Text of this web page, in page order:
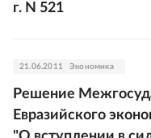
г. N 521
21.06.2011 Экономика
Решение
Евразийского